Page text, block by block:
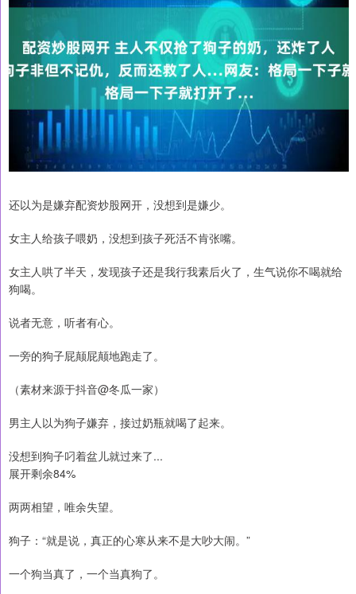
还以为是嫌弃配资炒股网开，没想到是嫌少。
女主人给孩子喂奶，没想到孩子死活不肯张嘴。
女主人哄了半天，发现孩子还是我行我素后火了，生气说你不喝就给
狗喝。
说者无意，听者有心。
一旁的狗子屁颠屁颠地跑走了。
（素材来源于抖音@冬瓜一家）
男主人以为狗子嫌弃，接过奶瓶就喝了起来。
没想到狗子叼着盆儿就过来了...
展开剩余84%
两两相望，唯余失望。
狗子：“就是说，真正的心寒从来不是大吵大闹。”
一个狗当真了，一个当真狗了。